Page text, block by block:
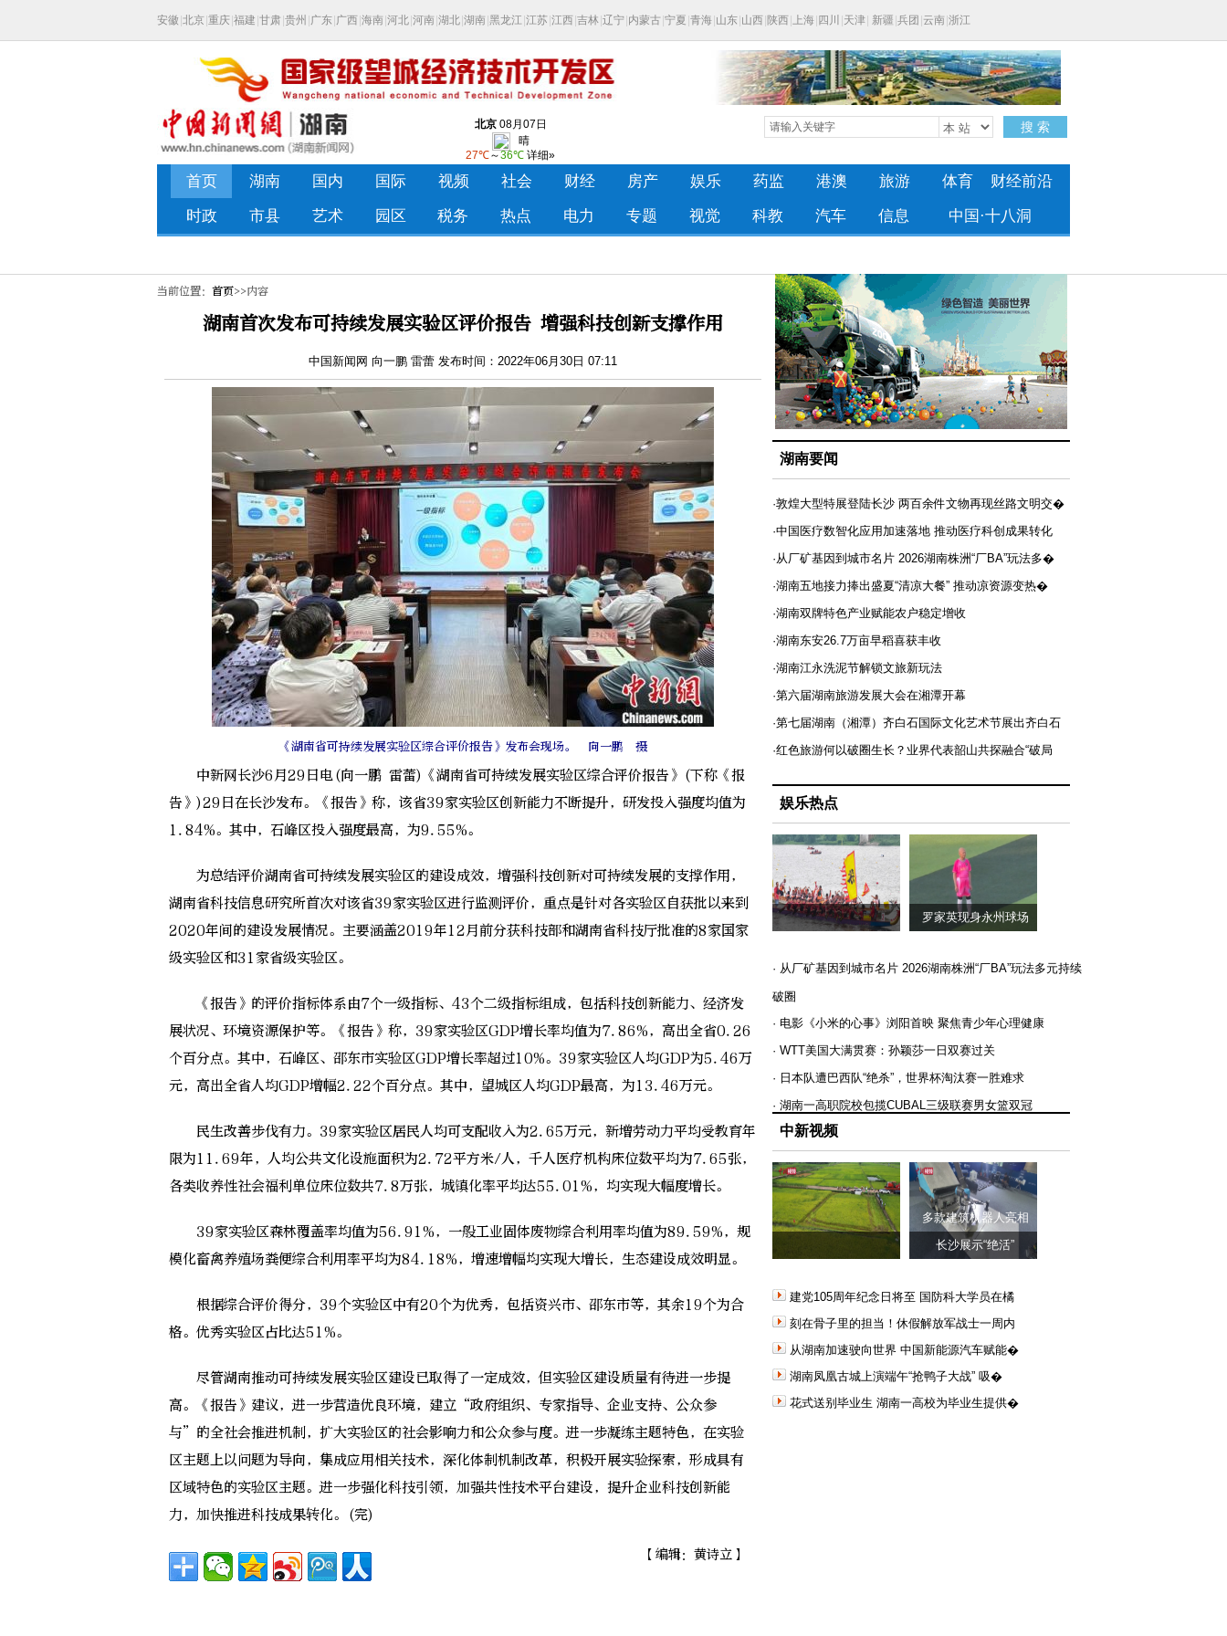
当前位置： 首页>>内容
湖南首次发布可持续发展实验区评价报告 增强科技创新支撑作用
中国新闻网 向一鹏 雷蕾 发布时间：2022年06月30日 07:11
《湖南省可持续发展实验区综合评价报告》发布会现场。 向一鹏 摄
中新网长沙6月29日电(向一鹏 雷蕾)《湖南省可持续发展实验区综合评价报告》(下称《报
告》)29日在长沙发布。《报告》称，该省39家实验区创新能力不断提升，研发投入强度均值为
1.84%。其中，石峰区投入强度最高，为9.55%。
为总结评价湖南省可持续发展实验区的建设成效，增强科技创新对可持续发展的支撑作用，
湖南省科技信息研究所首次对该省39家实验区进行监测评价，重点是针对各实验区自获批以来到
2020年间的建设发展情况。主要涵盖2019年12月前分获科技部和湖南省科技厅批准的8家国家
级实验区和31家省级实验区。
《报告》的评价指标体系由7个一级指标、43个二级指标组成，包括科技创新能力、经济发
展状况、环境资源保护等。《报告》称，39家实验区GDP增长率均值为7.86%，高出全省0.26
个百分点。其中，石峰区、邵东市实验区GDP增长率超过10%。39家实验区人均GDP为5.46万
元，高出全省人均GDP增幅2.22个百分点。其中，望城区人均GDP最高，为13.46万元。
民生改善步伐有力。39家实验区居民人均可支配收入为2.65万元，新增劳动力平均受教育年
限为11.69年，人均公共文化设施面积为2.72平方米/人，千人医疗机构床位数平均为7.65张，
各类收养性社会福利单位床位数共7.8万张，城镇化率平均达55.01%，均实现大幅度增长。
39家实验区森林覆盖率均值为56.91%，一般工业固体废物综合利用率均值为89.59%，规
模化畜禽养殖场粪便综合利用率平均为84.18%，增速增幅均实现大增长，生态建设成效明显。
根据综合评价得分，39个实验区中有20个为优秀，包括资兴市、邵东市等，其余19个为合
格。优秀实验区占比达51%。
尽管湖南推动可持续发展实验区建设已取得了一定成效，但实验区建设质量有待进一步提
高。《报告》建议，进一步营造优良环境，建立“政府组织、专家指导、企业支持、公众参
与”的全社会推进机制，扩大实验区的社会影响力和公众参与度。进一步凝练主题特色，在实验
区主题上以问题为导向，集成应用相关技术，深化体制机制改革，积极开展实验探索，形成具有
区域特色的实验区主题。进一步强化科技引领，加强共性技术平台建设，提升企业科技创新能
力，加快推进科技成果转化。(完)
【编辑：黄诗立】
湖南要闻
·敦煌大型特展登陆长沙 两百余件文物再现丝路文明交�
·中国医疗数智化应用加速落地 推动医疗科创成果转化
·从厂矿基因到城市名片 2026湖南株洲“厂BA”玩法多�
·湖南五地接力捧出盛夏“清凉大餐” 推动凉资源变热�
·湖南双牌特色产业赋能农户稳定增收
·湖南东安26.7万亩早稻喜获丰收
·湖南江永洗泥节解锁文旅新玩法
·第六届湖南旅游发展大会在湘潭开幕
·第七届湖南（湘潭）齐白石国际文化艺术节展出齐白石
·红色旅游何以破圈生长？业界代表韶山共探融合“破局
娱乐热点
罗家英现身永州球场
· 从厂矿基因到城市名片 2026湖南株洲“厂BA”玩法多元持续
破圈
· 电影《小米的心事》浏阳首映 聚焦青少年心理健康
· WTT美国大满贯赛：孙颖莎一日双赛过关
· 日本队遭巴西队“绝杀”，世界杯淘汰赛一胜难求
· 湖南一高职院校包揽CUBAL三级联赛男女篮双冠
中新视频
多款建筑机器人亮相
长沙展示“绝活”
建党105周年纪念日将至 国防科大学员在橘
刻在骨子里的担当！休假解放军战士一周内
从湖南加速驶向世界 中国新能源汽车赋能�
湖南凤凰古城上演端午“抢鸭子大战” 吸�
花式送别毕业生 湖南一高校为毕业生提供�